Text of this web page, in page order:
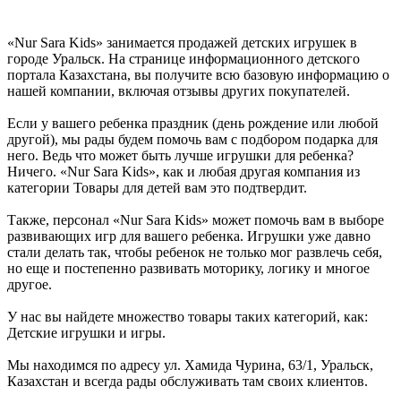
«Nur Sara Kids» занимается продажей детских игрушек в
городе Уральск. На странице информационного детского
портала Казахстана, вы получите всю базовую информацию о
нашей компании, включая отзывы других покупателей.
Если у вашего ребенка праздник (день рождение или любой
другой), мы рады будем помочь вам с подбором подарка для
него. Ведь что может быть лучше игрушки для ребенка?
Ничего. «Nur Sara Kids», как и любая другая компания из
категории Товары для детей вам это подтвердит.
Также, персонал «Nur Sara Kids» может помочь вам в выборе
развивающих игр для вашего ребенка. Игрушки уже давно
стали делать так, чтобы ребенок не только мог развлечь себя,
но еще и постепенно развивать моторику, логику и многое
другое.
У нас вы найдете множество товары таких категорий, как:
Детские игрушки и игры.
Мы находимся по адресу ул. Хамида Чурина, 63/1, Уральск,
Казахстан и всегда рады обслуживать там своих клиентов.